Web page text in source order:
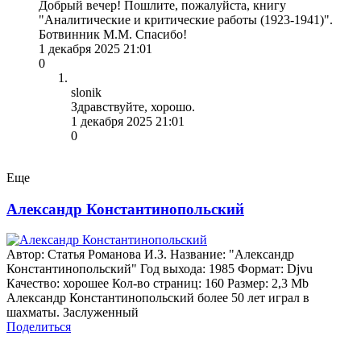
Добрый вечер! Пошлите, пожалуйста, книгу
"Аналитические и критические работы (1923-1941)".
Ботвинник М.М. Спасибо!
1 декабря 2025 21:01
0
slonik
Здравствуйте, хорошо.
1 декабря 2025 21:01
0
Еще
Александр Константинопольский
Автор: Cтатья Романова И.З. Название: "Александр
Константинопольский" Год выхода: 1985 Формат: Djvu
Качество: хорошее Кол-во страниц: 160 Размер: 2,3 Mb
Александр Константинопольский более 50 лет играл в
шахматы. Заслуженный
Поделиться